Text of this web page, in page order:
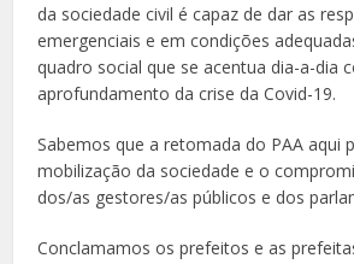
da sociedade civil é capaz de dar as
emergenciais e em condições
quadro social que se acentua dia-a-dia
aprofundamento da crise da Covid-19.
Sabemos que a retomada do PAA aqui
mobilização da sociedade e o
dos/as gestores/as públicos e dos
Conclamamos os prefeitos e as